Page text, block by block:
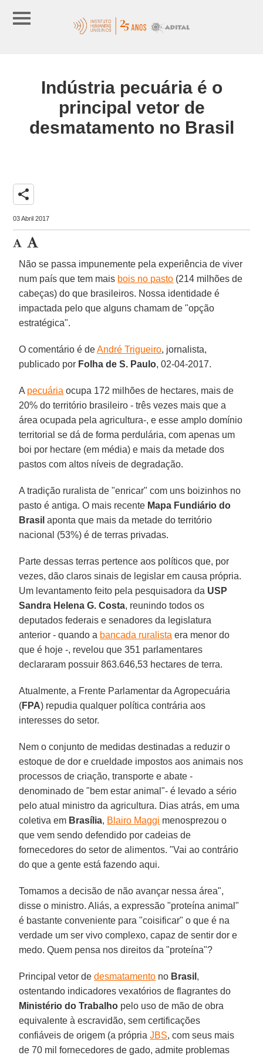
Indústria pecuária é o
principal vetor de
desmatamento no Brasil
share
03 Abril 2017
Não se passa impunemente pela experiência de viver
num país que tem mais bois no pasto (214 milhões de
cabeças) do que brasileiros. Nossa identidade é
impactada pelo que alguns chamam de "opção
estratégica".
O comentário é deAndré Trigueiro, jornalista,
publicado por Folha de S. Paulo, 02-04-2017.
A pecuária ocupa 172 milhões de hectares, mais de
20% do território brasileiro - três vezes mais que a
área ocupada pela agricultura-, e esse amplo domínio
territorial se dá de forma perdulária, com apenas um
boi por hectare (em média) e mais da metade dos
pastos com altos níveis de degradação.
A tradição ruralista de "enricar" com uns boizinhos no
pasto é antiga. O mais recente Mapa Fundiário do
Brasil aponta que mais da metade do território
nacional (53%) é de terras privadas.
Parte dessas terras pertence aos políticos que, por
vezes, dão claros sinais de legislar em causa própria.
Um levantamento feito pela pesquisadora da USP
Sandra Helena G. Costa, reunindo todos os
deputados federais e senadores da legislatura
anterior - quando a bancada ruralista era menor do
que é hoje -, revelou que 351 parlamentares
declararam possuir 863.646,53 hectares de terra.
Atualmente, a Frente Parlamentar da Agropecuária
(FPA) repudia qualquer política contrária aos
interesses do setor.
Nem o conjunto de medidas destinadas a reduzir o
estoque de dor e crueldade impostos aos animais nos
processos de criação, transporte e abate -
denominado de "bem estar animal"- é levado a sério
pelo atual ministro da agricultura. Dias atrás, em uma
coletiva em Brasília, Blairo Maggi menosprezou o
que vem sendo defendido por cadeias de
fornecedores do setor de alimentos. "Vai ao contrário
do que a gente está fazendo aqui.
Tomamos a decisão de não avançar nessa área",
disse o ministro. Aliás, a expressão "proteína animal"
é bastante conveniente para "coisificar" o que é na
verdade um ser vivo complexo, capaz de sentir dor e
medo. Quem pensa nos direitos da "proteína"?
Principal vetor dedesmatamento no Brasil ,
ostentando indicadores vexatórios de flagrantes do
Ministério do Trabalho pelo uso de mão de obra
equivalente à escravidão, sem certificações
confiáveis de origem (a própriaJBS, com seus mais
de 70 mil fornecedores de gado, admite problemas